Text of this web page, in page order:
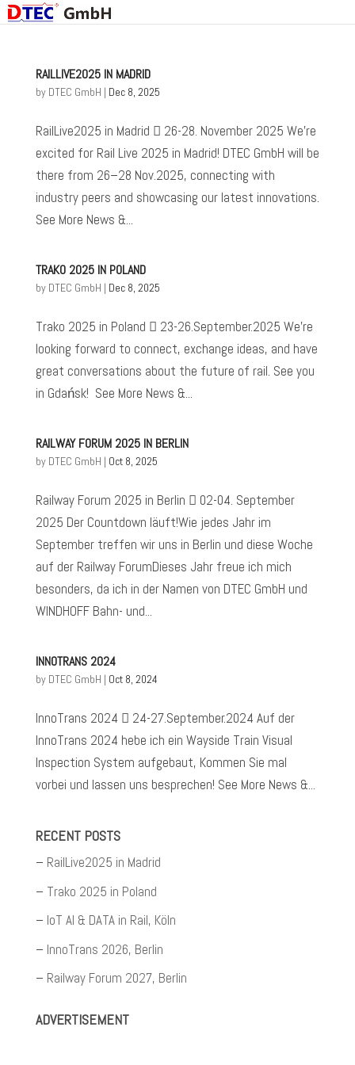
RAILLIVE2025 IN MADRID
by DTEC GmbH | Dec 8, 2025
RailLive2025 in Madrid  26-28. November 2025 We’re
excited for Rail Live 2025 in Madrid! DTEC GmbH will be
there from 26–28 Nov.2025, connecting with
industry peers and showcasing our latest innovations.
See More News &...
TRAKO 2025 IN POLAND
by DTEC GmbH | Dec 8, 2025
Trako 2025 in Poland  23-26.September.2025 We’re
looking forward to connect, exchange ideas, and have
great conversations about the future of rail. See you
in Gdańsk! See More News &...
RAILWAY FORUM 2025 IN BERLIN
by DTEC GmbH | Oct 8, 2025
Railway Forum 2025 in Berlin  02-04. September
2025 Der Countdown läuft!Wie jedes Jahr im
September treffen wir uns in Berlin und diese Woche
auf der Railway ForumDieses Jahr freue ich mich
besonders, da ich in der Namen von DTEC GmbH und
WINDHOFF Bahn- und...
INNOTRANS 2024
by DTEC GmbH | Oct 8, 2024
InnoTrans 2024  24-27.September.2024 Auf der
InnoTrans 2024 hebe ich ein Wayside Train Visual
Inspection System aufgebaut, Kommen Sie mal
vorbei und lassen uns besprechen! See More News &...
RECENT POSTS
RailLive2025 in Madrid
Trako 2025 in Poland
IoT AI & DATA in Rail, Köln
InnoTrans 2026, Berlin
Railway Forum 2027, Berlin
ADVERTISEMENT